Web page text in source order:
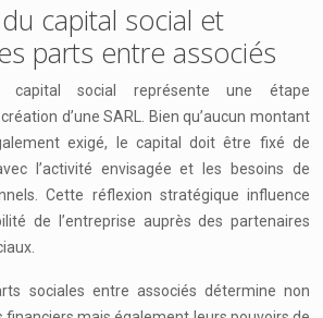
capital social et
parts entre associés
capital social représente une étape
d’une SARL. Bien qu’aucun montant
exigé, le capital doit être fixé de
l’activité envisagée et les besoins de
Cette réflexion stratégique influence
de l’entreprise auprès des partenaires
sociales entre associés détermine non